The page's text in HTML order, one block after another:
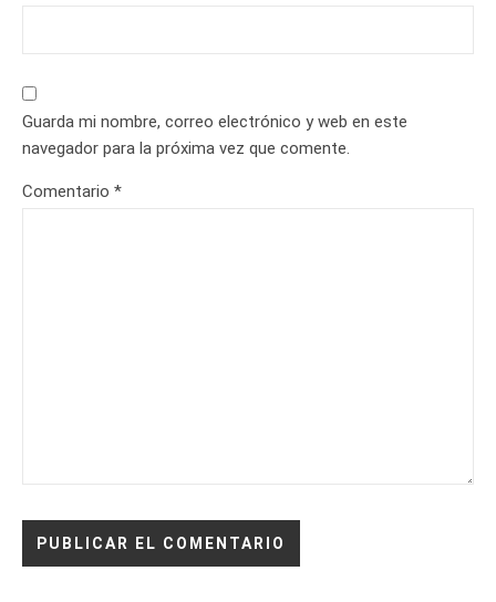
Guarda mi nombre, correo electrónico y web en este
navegador para la próxima vez que comente.
Comentario *